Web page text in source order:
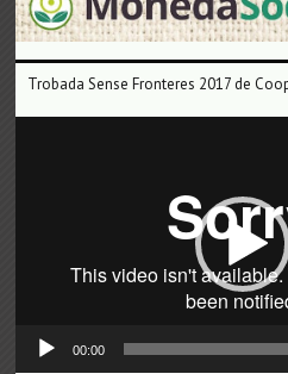
Trobada Sense Fronteres 2017 de
00:00